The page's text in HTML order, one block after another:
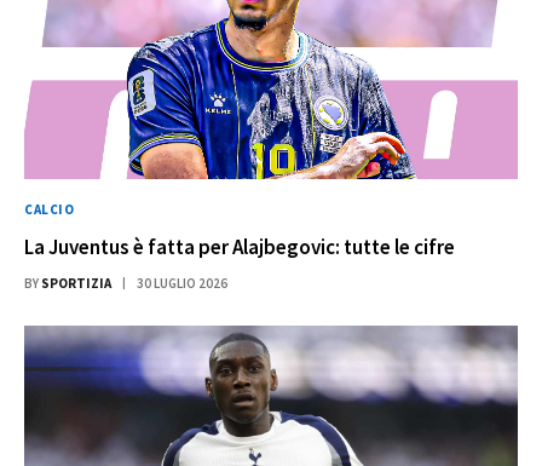
CALCIO
La Juventus è fatta per Alajbegovic: tutte le cifre
BY SPORTIZIA 30 LUGLIO 2026